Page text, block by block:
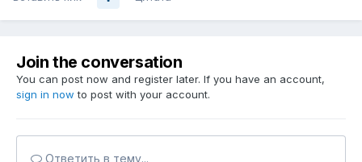
Join the conversation
You can post now and register later. If you have an account,
sign in now to post with your account.
Ответить в тему...